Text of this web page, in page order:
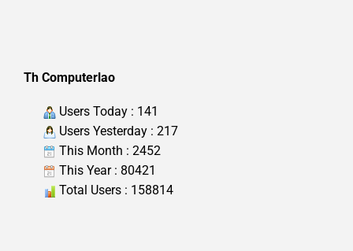
Th Computerlao
Users Today : 141
Users Yesterday : 217
This Month : 2452
This Year : 80421
Total Users : 158814